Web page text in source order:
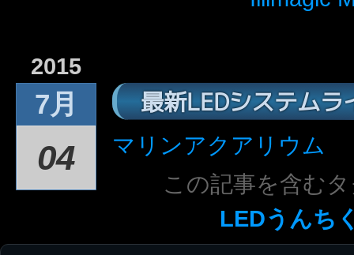
2015
7月
04
最新LEDシステム
マリンアクアリウム
この記事を含む
LEDうんち